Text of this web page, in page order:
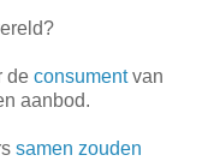
de consumentvan
aanbod.
samen zouden